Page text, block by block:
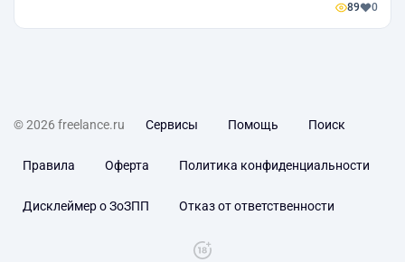
89 0
© 2026 freelance.ru Сервисы Помощь Поиск
Правила Оферта Политика конфиденциальности
Дисклеймер о ЗоЗПП Отказ от ответственности